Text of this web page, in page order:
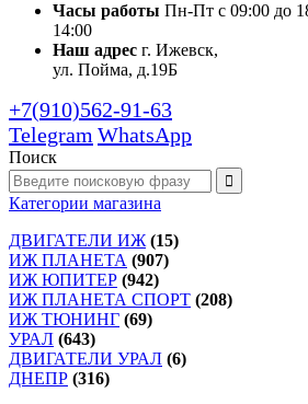
Часы работы Пн-Пт с 09:00 до
14:00
Наш адрес г. Ижевск,
ул. Пойма, д.19Б
+7(910)562-91-63
Telegram WhatsApp
Поиск
Категории магазина
ДВИГАТЕЛИ ИЖ (15)
ИЖ ПЛАНЕТА (907)
ИЖ ЮПИТЕР (942)
ИЖ ПЛАНЕТА СПОРТ (208)
ИЖ ТЮНИНГ (69)
УРАЛ (643)
ДВИГАТЕЛИ УРАЛ (6)
ДНЕПР (316)